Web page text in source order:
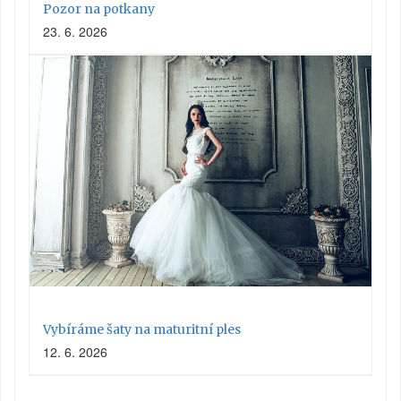
Pozor na potkany
23. 6. 2026
Vybíráme šaty na maturitní ples
12. 6. 2026